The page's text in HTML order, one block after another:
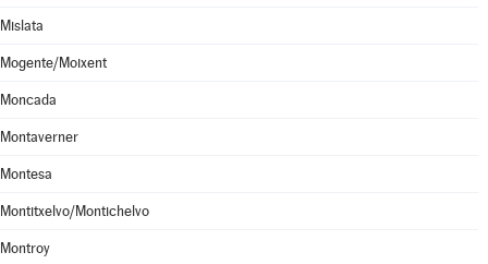
Mislata
Mogente/Moixent
Moncada
Montaverner
Montesa
Montitxelvo/Montichelvo
Montroy